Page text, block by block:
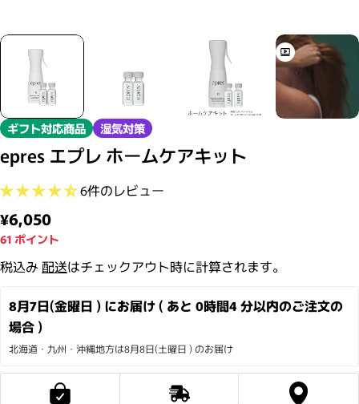
ギフト対応商品 湿気対策
epres エプレ ホームケアキット
6件のレビュー
通常価格
¥6,050
61 ポイント
税込み配送はチェックアウト時に計算されます。
8月7日(金曜日 ) にお届け ( あと 0時間4 分以内のご注文の
場合 )
北海道・九州・沖縄地方は8月8日(土曜日 ) のお届け